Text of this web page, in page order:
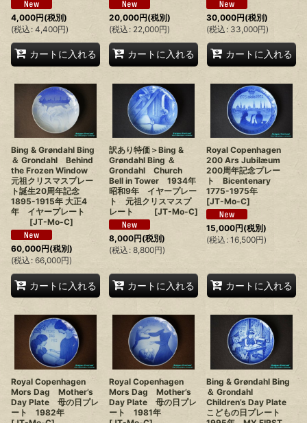
4,000円(税別)
(税込 : 4,400円)
カートに入れる
20,000円(税別)
(税込 : 22,000円)
カートに入れる
30,000円(税別)
(税込 : 33,000円)
カートに入れる
Bing & Grøndahl Bing
＆ Grondahl Behind
the Frozen Window
元祖クリスマスプレー
ト誕生20周年記念
1895-1915年 大正4
年 イヤープレート
[JT-Mo-C]
60,000円(税別)
(税込 : 66,000円)
カートに入れる
訳あり特価＞Bing &
Grøndahl Bing ＆
Grondahl Church
Bell in Tower 1934年
昭和9年 イヤープレー
ト 元祖クリスマスプ
レート
[JT-Mo-C]
8,000円(税別)
(税込 : 8,800円)
カートに入れる
Royal Copenhagen
200 Ars Jubilæum
200周年記念プレー
ト Bicentenary
1775-1975年
[JT-Mo-C]
15,000円(税別)
(税込 : 16,500円)
カートに入れる
Royal Copenhagen
Mors Dag Mother’s
Day Plate 母の日プレ
ート 1982年
Royal Copenhagen
Mors Dag Mother’s
Day Plate 母の日プレ
ート 1981年
Bing & Grøndahl Bing
＆ Grondahl
Children’s Day Plate
こどもの日プレート